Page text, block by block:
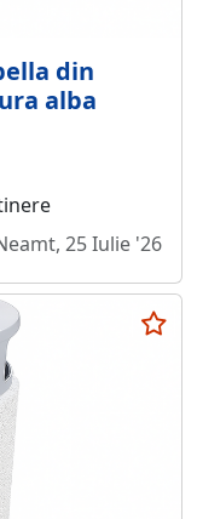
din
alba
25 Iulie '26